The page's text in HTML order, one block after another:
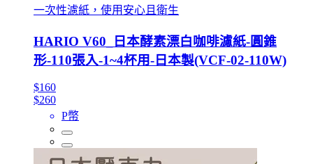
一次性濾紙，使用安心且衛生
HARIO V60_日本酵素漂白咖啡濾紙-圓錐
形-110張入-1~4杯用-日本製(VCF-02-110W)
$160
$260
P幣